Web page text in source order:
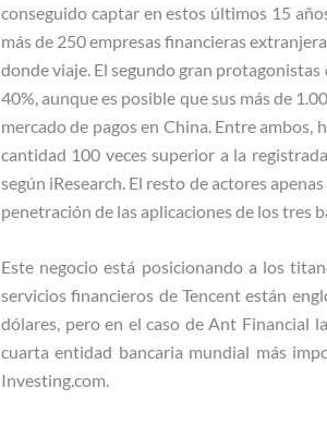
conseguido captar en estos últimos 15
más de 250 empresas financieras
donde viaje. El segundo gran protagonistas
40%, aunque es posible que sus más de
mercado de pagos en China. Entre
cantidad 100 veces superior a la
según iResearch. El resto de actores
penetración de las aplicaciones de los tres
Este negocio está posicionando a los
servicios financieros de Tencent están
dólares, pero en el caso de Ant Financial
cuarta entidad bancaria mundial más
Investing.com.